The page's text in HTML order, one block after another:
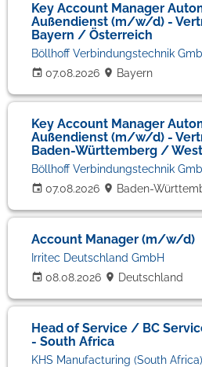
Key Account Manager
Außendienst (m/w/d) -
Bayern / Österreich
07.08.2026
Böllhoff Verbindungstechnik
Bayern
Key Account Manager
Außendienst (m/w/d) -
Baden-Württemberg /
07.08.2026
Böllhoff Verbindungstechnik
Baden-
Account Manager (m/w/d)
08.08.2026
Irritec Deutschland GmbH
Deutschland
Head of Service / BC
- South Africa
KHS Manufacturing (South